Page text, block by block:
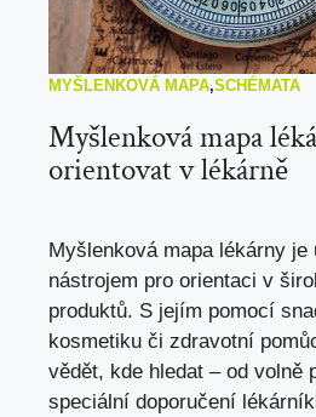
MYŠLENKOVÁ MAPA,SCHÉMATA
Myšlenková mapa
orientovat v lékárně
Myšlenková mapa lékárny je
nástrojem pro orientaci v
produktů. S jejím pomocí
kosmetiku či zdravotní
vědět, kde hledat – od volně
speciální doporučení